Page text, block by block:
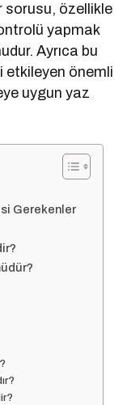
sorusu, özellikle
yapmak
Ayrıca bu
etkileyen önemli
uygun yaz
Gerekenler